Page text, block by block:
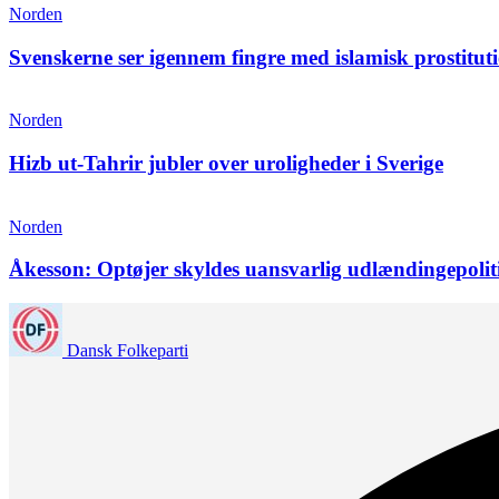
Norden
Svenskerne ser igennem fingre med islamisk
Norden
Hizb ut-Tahrir jubler over uroligheder i Sverige
Norden
Åkesson: Optøjer skyldes uansvarlig
Dansk Folkeparti